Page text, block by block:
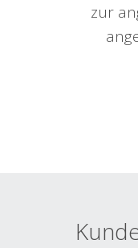
zur